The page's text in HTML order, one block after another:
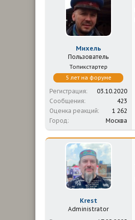
а
л
а
Михель
Пользователь
Топикстартер
5 лет на форуме
Регистрация
03.10.2020
Сообщения
423
Оценка реакций
1 262
Город
Москва
Krest
Administrator